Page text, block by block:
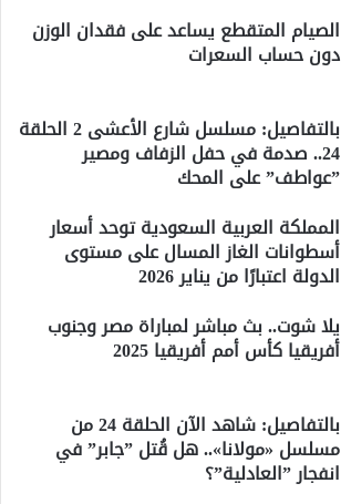
الصيام المتقطع يساعد على فقدان الوزن
دون حساب السعرات
بالتفاصيل: مسلسل شارع الأعشى 2 الحلقة
24.. صدمة في حفل الزفاف ومصير
”عواطف” على المحك
المملكة العربية السعودية توحد أسعار
أسطوانات الغاز المسال على مستوى
الدولة اعتبارًا من يناير 2026
يلا شوت.. بث مباشر لمباراة مصر وجنوب
أفريقيا كأس أمم أفريقيا 2025
بالتفاصيل: شاهد الآن الحلقة 24 من
مسلسل «مولانا».. هل قُتل ”جابر” في
انفجار ”العادلية”؟